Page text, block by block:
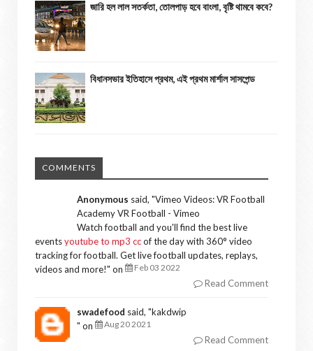
জারি হল লাল সতর্কতা, তোলপাড় হবে বাংলা, বৃষ্টি থামবে কবে?
বিধানসভার ইতিহাসে প্রথম, এই প্রথম মার্শাল সাসপেন্ড
COMMENTS
Anonymous said, "Vimeo Videos: VR Football
Academy VR Football - Vimeo
Watch football and you'll find the best live
eventsyoutube to mp3 ccof the day with 360° video
tracking for football. Get live football updates, replays,
videos and more!" on Feb 03 2022
Read Comment
swadefood said, "kakdwip
" on
Aug 20 2021
Read Comment